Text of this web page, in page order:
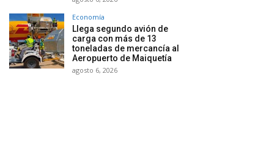
Economía
Llega segundo avión de
carga con más de 13
toneladas de mercancía al
Aeropuerto de Maiquetía
agosto 6, 2026